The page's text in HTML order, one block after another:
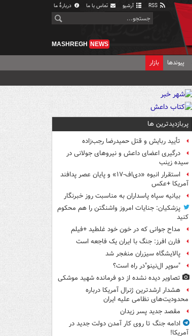
آرشیو تماس با ما دربارهٔ ما
MASHREGH NEWS
پیوندها بازار
پربازدیدترین ها
تأیید ربایش و قتل حمیدرضا رجب‌زاده
درگیری اعضای داعش و نیروهای جولانی در
سیده زینب
استقرار انبوه «دی‌اف‑۱۷» و پایان عصر پدافند
آمریکا +عکس
بیانیه سپاه پاسداران به مناسبت روز خبرنگار
پزشکیان: جنایات امروز واشنگتن را هم محکوم
کنید
مداح جوانی که در خون خود غلطید +فیلم
فارن افرز: جنگ با ایران یک فاجعه است
پالایشگاه سیزران منفجر شد
"سوپر ال‌نینو"در راه است؟
تصاویر دیده‌ نشده از دو فرمانده شهید موشکی
هشدار ارشدترین ژنرال آمریکا درباره
محدودیت‌های نظامی علیه ایران
مقصد جدید پسر زیدان
ادامه جنگ تا روی کار آمدن دولت جدید در
آمریکا!